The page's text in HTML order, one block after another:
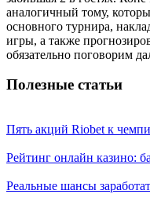
аналогичный тому,
основного турнира,
игры, а также
обязательно поговорим
Полезные статьи
Пять акций Riobet к
Рейтинг онлайн казино:
Реальные шансы